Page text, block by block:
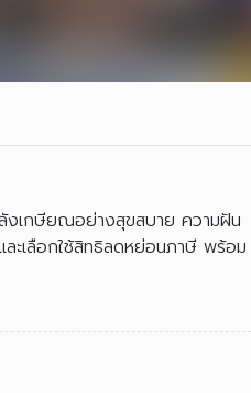
งเกษียณอย่างสุขสบาย ความฝัน
ละเลือกใช้สิทธิลดหย่อนภาษี พร้อม